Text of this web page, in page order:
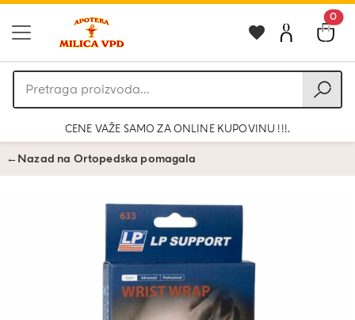
0
Pretraga
proizvoda
CENE VAŽE SAMO ZA ONLINE KUPOVINU !!!.
←Nazad na Ortopedska pomagala